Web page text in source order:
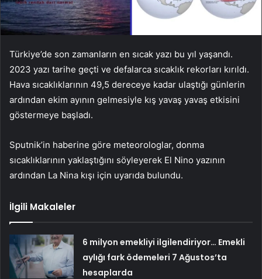
Türkiye’de son zamanların en sıcak yazı bu yıl yaşandı.
2023 yazı tarihe geçti ve defalarca sıcaklık rekorları kırıldı.
Hava sıcaklıklarının 49,5 dereceye kadar ulaştığı günlerin
ardından ekim ayının gelmesiyle kış yavaş yavaş etkisini
göstermeye başladı.
Sputnik’in haberine göre meteorologlar, donma
sıcaklıklarının yaklaştığını söyleyerek El Nino yazının
ardından La Nina kışı için uyarıda bulundu.
İlgili Makaleler
6 milyon emekliyi ilgilendiriyor… Emekli
aylığı fark ödemeleri 7 Ağustos’ta
hesaplarda